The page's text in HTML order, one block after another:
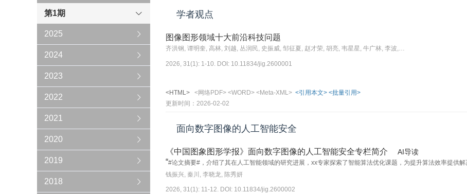
第1期
2025
2024
2023
2022
2021
2020
2019
2018
学者观点
图像图形领域十大前沿科技问题
齐洪钢, 谭明奎, 高林, 刘越, 丛润民, 史振威, 邹征夏, 赵才荣, 胡亮, 韦星星, 牛广林, 李波, 陈强, 董哲康, 邸凯昌
2026, 31(1): 1-10. DOI: 10.11834/jig.2600001
<HTML>
<网络PDF> <WORD> <Meta-XML> <引用本文> <批量引用>
更新时间：2026-02-02
面向数字图像的人工智能安全
《中国图象图形学报》面向数字图像的人工智能安全专栏简介 AI导读
“#论文摘要#，介绍了其在人工智能领域的研究进展，xx专家探索了智能算法优化课题，为提升算法效率提供解
钱振兴, 秦川, 李晓龙, 陈秀妍
2026, 31(1): 11-12. DOI: 10.11834/jig.2600002